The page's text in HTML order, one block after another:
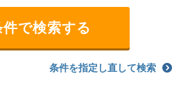
条件を指定し直して検索